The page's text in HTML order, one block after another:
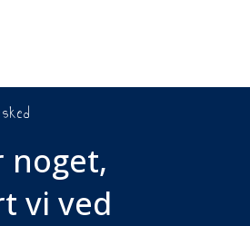
noget,
vi ved